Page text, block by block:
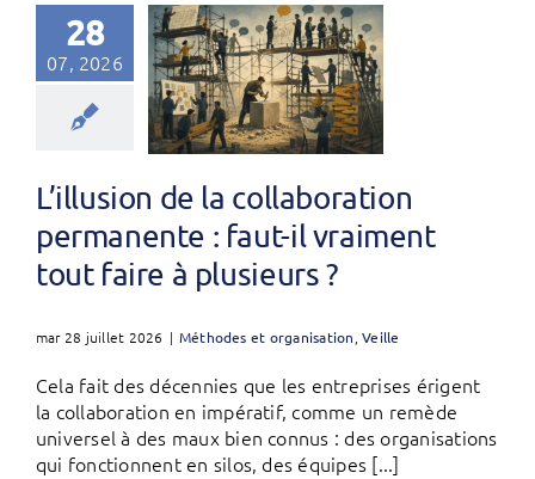
28
07, 2026
L’illusion de la collaboration
permanente : faut-il vraiment
tout faire à plusieurs ?
mar 28 juillet 2026 | Méthodes et organisation,Veille
Cela fait des décennies que les entreprises érigent
la collaboration en impératif, comme un remède
universel à des maux bien connus : des organisations
qui fonctionnent en silos, des équipes [...]